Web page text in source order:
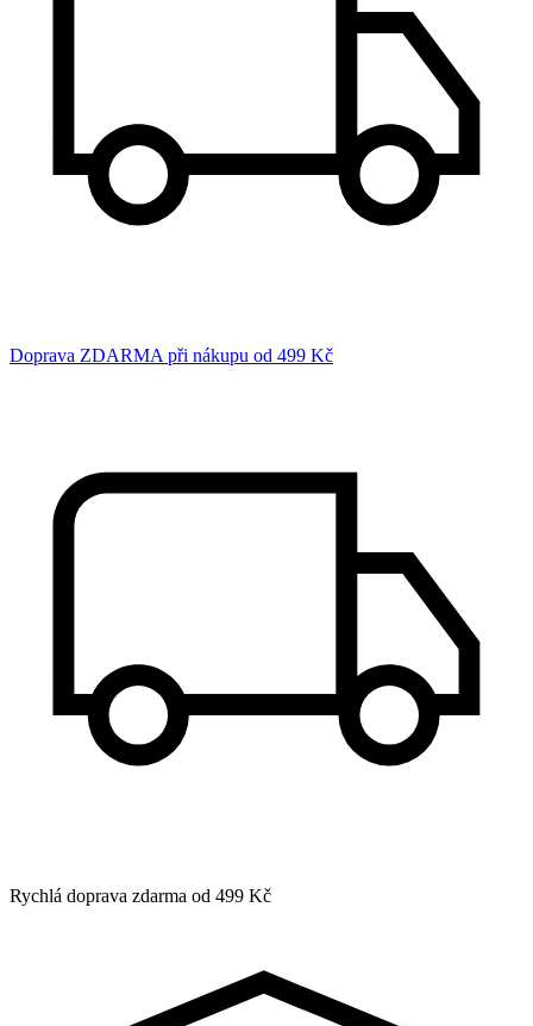
Doprava ZDARMA při nákupu od 499 Kč
Rychlá doprava zdarma od 499 Kč